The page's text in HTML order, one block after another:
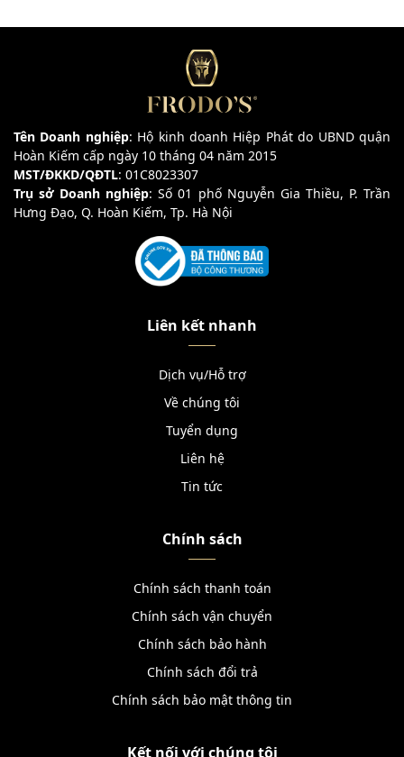
Tên Doanh nghiệp: Hộ kinh doanh Hiệp Phát do UBND quận
Hoàn Kiếm cấp ngày 10 tháng 04 năm 2015
MST/ĐKKD/QĐTL: 01C8023307
Trụ sở Doanh nghiệp: Số 01 phố Nguyễn Gia Thiều, P. Trần
Hưng Đạo, Q. Hoàn Kiếm, Tp. Hà Nội
Liên kết nhanh
Dịch vụ/Hỗ trợ
Về chúng tôi
Tuyển dụng
Liên hệ
Tin tức
Chính sách
Chính sách thanh toán
Chính sách vận chuyển
Chính sách bảo hành
Chính sách đổi trả
Chính sách bảo mật thông tin
Kết nối với chúng tôi